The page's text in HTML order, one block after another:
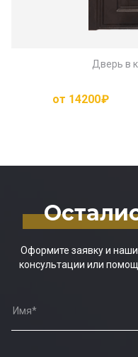
Дверь в
от 14200₽
Оформите заявку и
консультации или